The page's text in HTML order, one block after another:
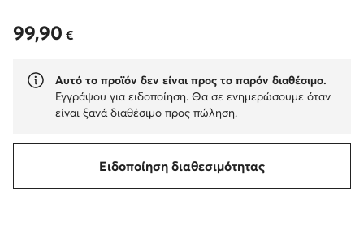
99,90 €
99,90 €
Αυτό το προϊόν δεν είναι προς το παρόν διαθέσιμο.
Εγγράψου για ειδοποίηση. Θα σε ενημερώσουμε όταν
είναι ξανά διαθέσιμο προς πώληση.
Ειδοποίηση διαθεσιμότητας